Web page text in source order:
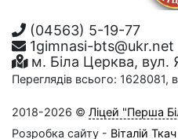
(04563) 5-19-77
1gimnasi-bts@ukr.net
м. Біла Церква, вул.
Переглядів всього: 1628081,
2018-2026 © Ліцей "Перша
Розробка сайту - Віталій Ткач